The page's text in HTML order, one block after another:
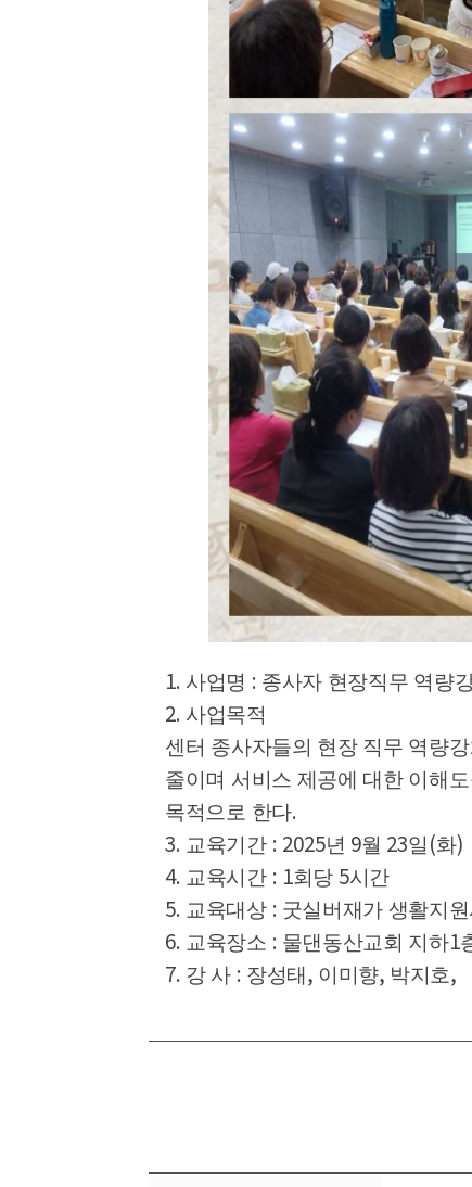
1. 사업명 : 종사자 현장직무 역량
2. 사업목적
센터 종사자들의 현장 직무 역량
줄이며 서비스 제공에 대한 이해
목적으로 한다.
3. 교육기간 : 2025년 9월 23일 (화)
4. 교육시간 : 1회당 5시간
5. 교육대상 : 굿실버재가 생활지
6. 교육장소 : 물댄동산교회 지하1
7. 강 사 : 장성태 , 이미향, 박지호,